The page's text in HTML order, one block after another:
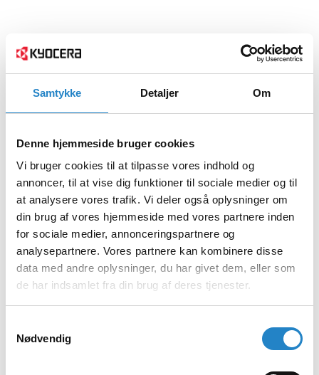
Samtykke Detaljer Om
Denne hjemmeside bruger cookies
Vi bruger cookies til at tilpasse vores indhold og
annoncer, til at vise dig funktioner til sociale medier og til
at analysere vores trafik. Vi deler også oplysninger om
din brug af vores hjemmeside med vores partnere inden
for sociale medier, annonceringspartnere og
analysepartnere. Vores partnere kan kombinere disse
data med andre oplysninger, du har givet dem, eller som
de har indsamlet fra din brug af deres tjenester.
Nødvendig